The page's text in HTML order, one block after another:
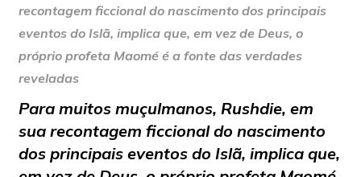
recontagem ficcional do nascimento dos principais
eventos do Islã, implica que, em vez de Deus, o
próprio profeta Maomé é a fonte das verdades
reveladas
Para muitos muçulmanos, Rushdie, em
sua recontagem ficcional do nascimento
dos principais eventos do Islã, implica que,